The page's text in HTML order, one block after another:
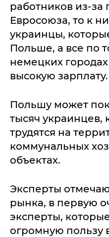
работников из-за
Евросоюза, то к
украинцы,
Польше, а все по
немецких
высокую зарплату.
Польшу может
тысяч украинцев,
трудятся на
коммунальных
объектах.
Эксперты
рынка, в первую
эксперты,
огромную пользу